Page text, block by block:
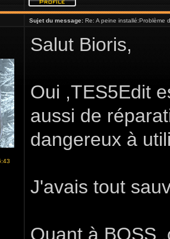
Sujet du message: Re: A peine installé:Problème
Salut Bioris,
Oui ,TES5Edit
aussi de
dangereux à
J'avais tout
Quant à BOSS